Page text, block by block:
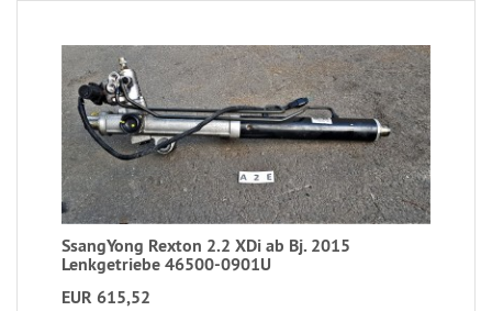
SsangYong Rexton 2.2 XDi ab Bj. 2015
Lenkgetriebe 46500-0901U
EUR 615,52